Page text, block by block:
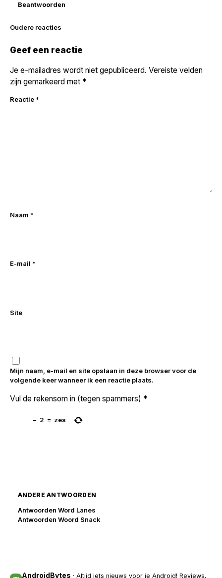
Beantwoorden
Reacties
navigatie
Oudere reacties
Geef een reactie
Je e-mailadres wordt niet gepubliceerd. Vereiste velden
zijn gemarkeerd met *
Reactie *
Naam *
E-mail *
Site
Mijn naam, e-mail en site opslaan in deze browser voor de
volgende keer wanneer ik een reactie plaats.
Vul de rekensom in (tegen spammers) *
− 2 = zes
ANDERE ANTWOORDEN
Antwoorden Word Lanes
Antwoorden Woord Snack
AndroidBytes · Altijd iets nieuws voor je Android! Reviews,